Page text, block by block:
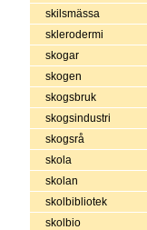
skilsmässa
sklerodermi
skogar
skogen
skogsbruk
skogsindustri
skogsrå
skola
skolan
skolbibliotek
skolbio